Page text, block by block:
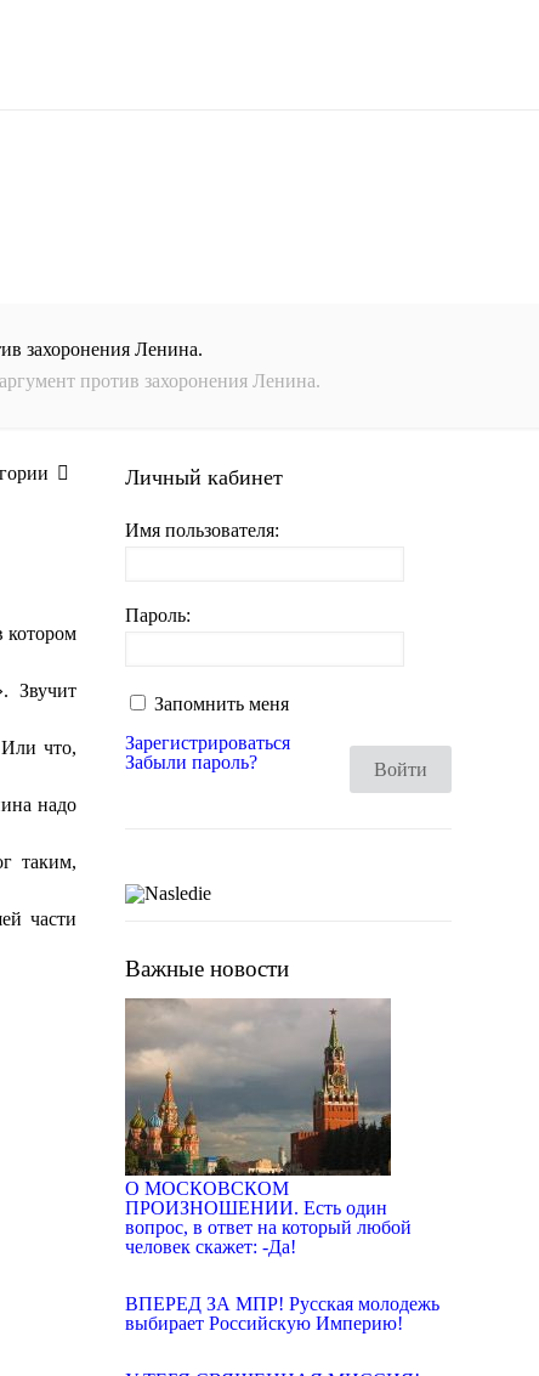
захоронения Ленина.
против захоронения Ленина.
котором
Звучит
что,
надо
таким,
части
Личный кабинет
Имя пользователя:
Пароль:
Запомнить меня
Войти
Зарегистрироваться
Забыли пароль?
Важные новости
О МОСКОВСКОМ
ПРОИЗНОШЕНИИ. Есть один
вопрос, в ответ на который любой
человек скажет: -Да!
ВПЕРЕД ЗА МПР! Русская молодежь
выбирает Российскую Империю!